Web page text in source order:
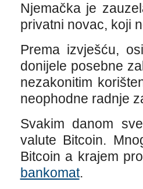
Njemačka je
privatni novac, koji
Prema izvješću,
donijele posebne
nezakonitim
neophodne radnje
Svakim danom
valute Bitcoin.
Bitcoin a krajem
bankomat.